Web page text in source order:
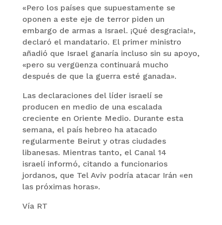
«Pero los países que supuestamente se
oponen a este eje de terror piden un
embargo de armas a Israel. ¡Qué desgracia!»,
declaró el mandatario. El primer ministro
añadió que Israel ganaría incluso sin su apoyo,
«pero su vergüenza continuará mucho
después de que la guerra esté ganada».
Las declaraciones del líder israelí se
producen en medio de una escalada
creciente en Oriente Medio. Durante esta
semana, el país hebreo ha atacado
regularmente Beirut y otras ciudades
libanesas. Mientras tanto, el Canal 14
israelí informó, citando a funcionarios
jordanos, que Tel Aviv podría atacar Irán «en
las próximas horas».
Vía RT